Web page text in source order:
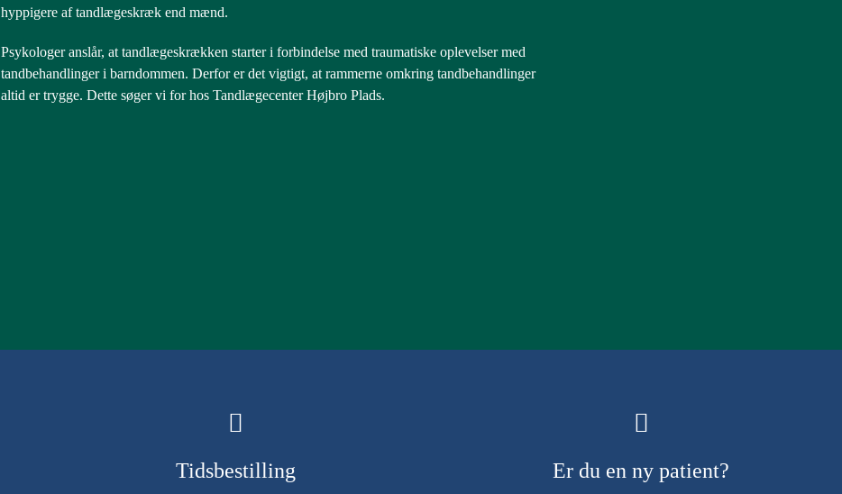
hyppigere af tandlægeskræk end mænd.
Psykologer anslår, at tandlægeskrækken starter i forbindelse med traumatiske oplevelser med
tandbehandlinger i barndommen. Derfor er det vigtigt, at rammerne omkring tandbehandlinger
altid er trygge. Dette søger vi for hos Tandlægecenter Højbro Plads.
Tidsbestilling Er du en ny patient?